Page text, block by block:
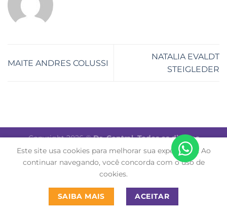
MAITE ANDRES COLUSSI
NATALIA EVALDT
STEIGLEDER
Copyright 2026 ©Dr. Central. Todos os direitos
reservados.
Este site usa cookies para melhorar sua experiência. Ao
continuar navegando, você concorda com o uso de
cookies.
SAIBA MAIS ACEITAR